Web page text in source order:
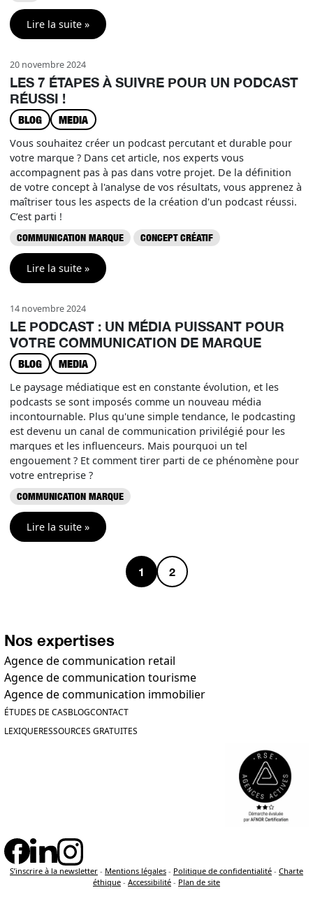
Lire la suite »
20 novembre 2024
LES 7 ÉTAPES À SUIVRE POUR UN PODCAST
RÉUSSI !
BLOG MEDIA
Vous souhaitez créer un podcast percutant et durable pour
votre marque ? Dans cet article, nos experts vous
accompagnent pas à pas dans votre projet. De la définition
de votre concept à l'analyse de vos résultats, vous apprenez à
maîtriser tous les aspects de la création d'un podcast réussi.
C’est parti !
COMMUNICATION MARQUE CONCEPT CRÉATIF
Lire la suite »
14 novembre 2024
LE PODCAST : UN MÉDIA PUISSANT POUR
VOTRE COMMUNICATION DE MARQUE
BLOG MEDIA
Le paysage médiatique est en constante évolution, et les
podcasts se sont imposés comme un nouveau média
incontournable. Plus qu'une simple tendance, le podcasting
est devenu un canal de communication privilégié pour les
marques et les influenceurs. Mais pourquoi un tel
engouement ? Et comment tirer parti de ce phénomène pour
votre entreprise ?
COMMUNICATION MARQUE
Lire la suite »
Page actuelle
1
Pages
2
Nos expertises
Agence de communication retail
Agence de communication tourisme
Agence de communication immobilier
ÉTUDES DE CASBLOGCONTACT
LEXIQUERESSOURCES GRATUITES
S’inscrire à la newsletter - Mentions légales - Politique de confidentialité - Charte
éthique - Accessibilité - Plan de site